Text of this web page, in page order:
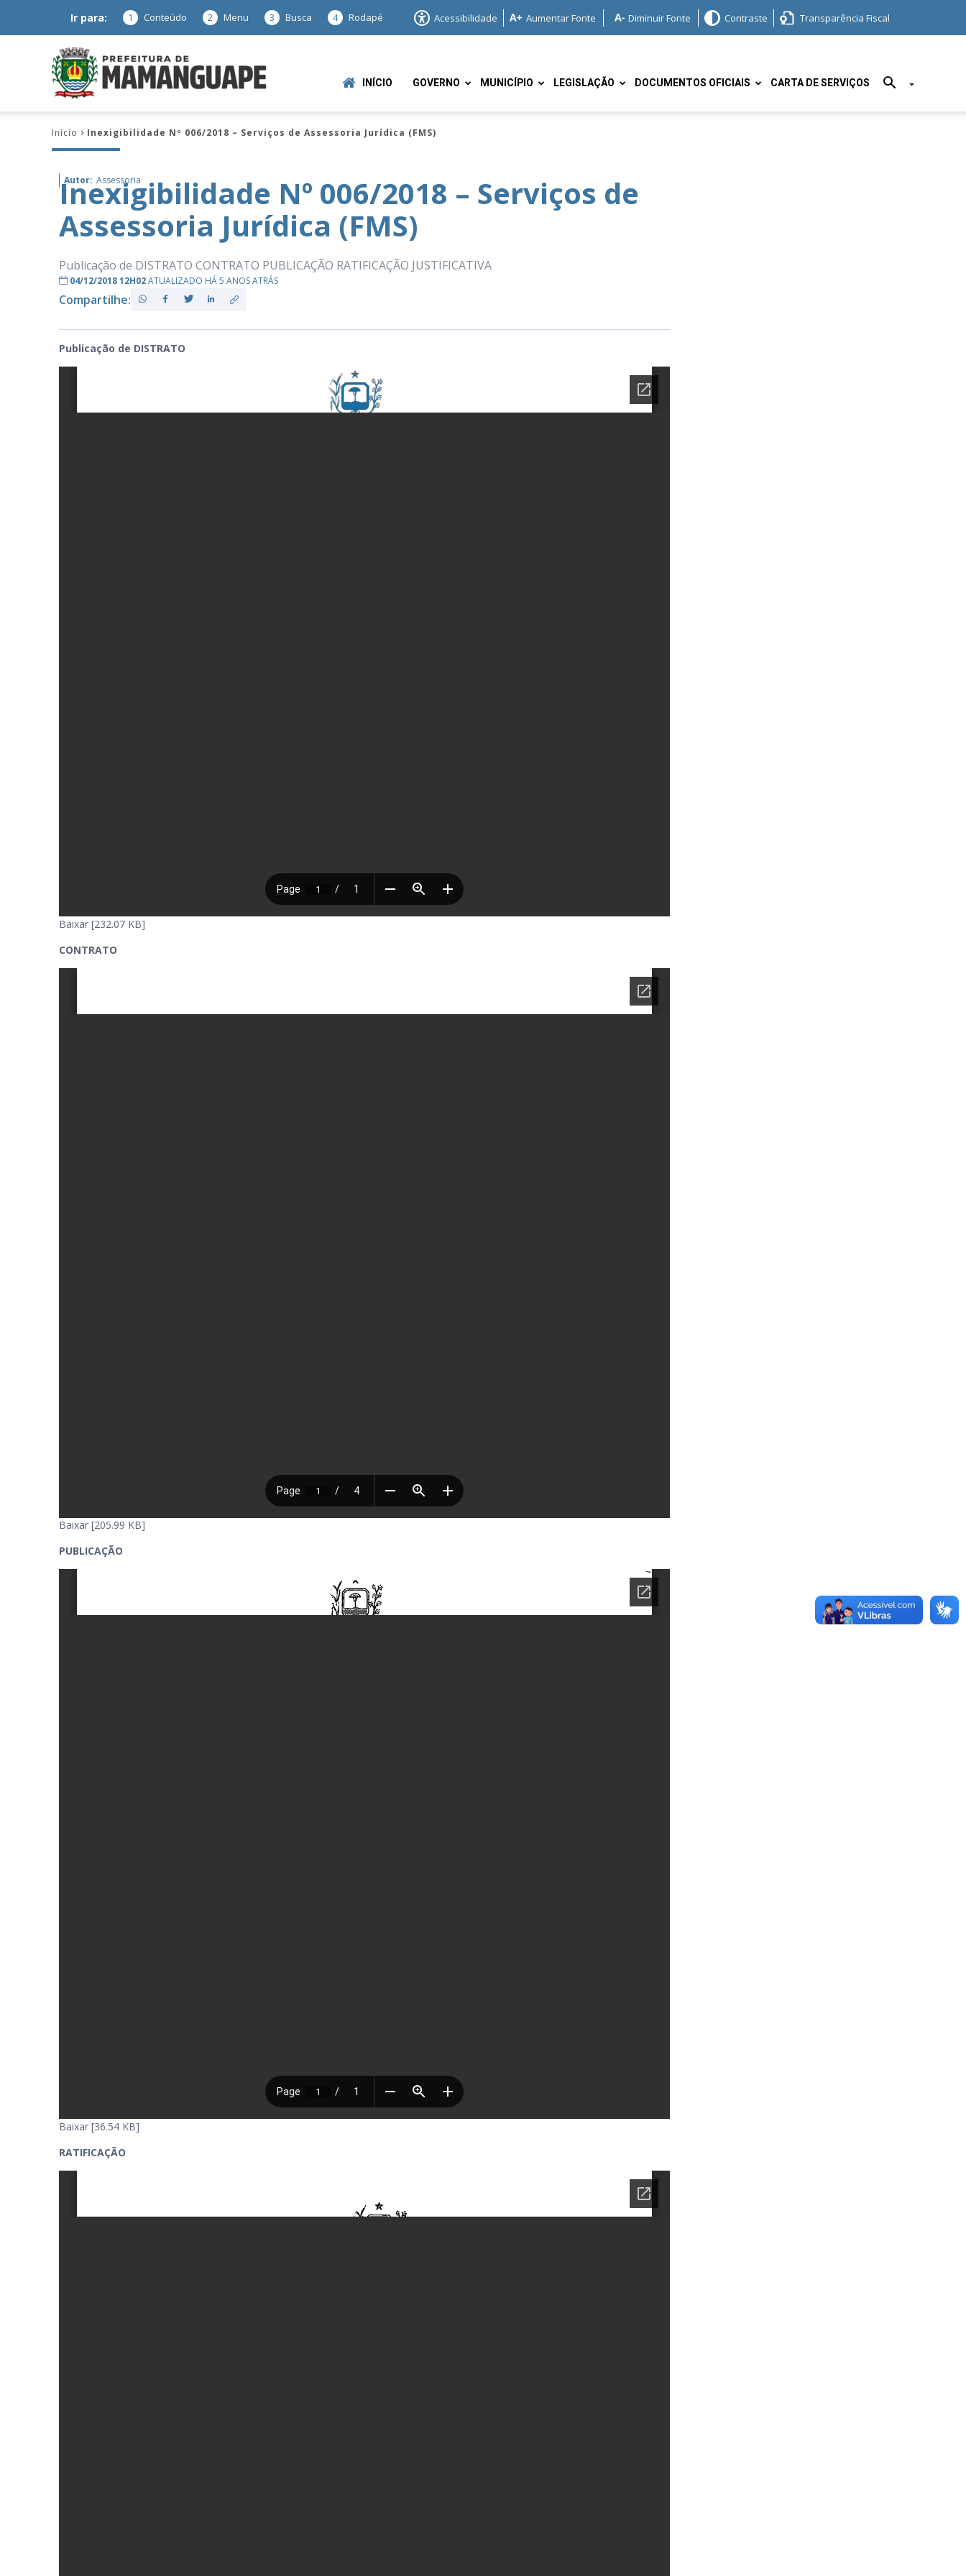
Ir para: 1 Conteúdo 2 Menu 3 Busca 4 Rodapé Acessibilidade Aumentar Fonte Diminuir Fonte Contraste Transparência Fiscal
Mamanguape
INÍCIO GOVERNO MUNICÍPIO LEGISLAÇÃO DOCUMENTOS OFICIAIS CARTA DE SERVIÇOS
Início Inexigibilidade Nº 006/2018 – Serviços de Assessoria Jurídica (FMS)
Autor: Assessoria
Inexigibilidade Nº 006/2018 – Serviços de
Assessoria Jurídica (FMS)
Publicação de DISTRATO CONTRATO PUBLICAÇÃO RATIFICAÇÃO JUSTIFICATIVA
04/12/2018 12H02ATUALIZADO HÁ 5 ANOS ATRÁS
Compartilhe:
Publicação de DISTRATO
Baixar [232.07 KB]
CONTRATO
Baixar [205.99 KB]
PUBLICAÇÃO
Baixar [36.54 KB]
RATIFICAÇÃO